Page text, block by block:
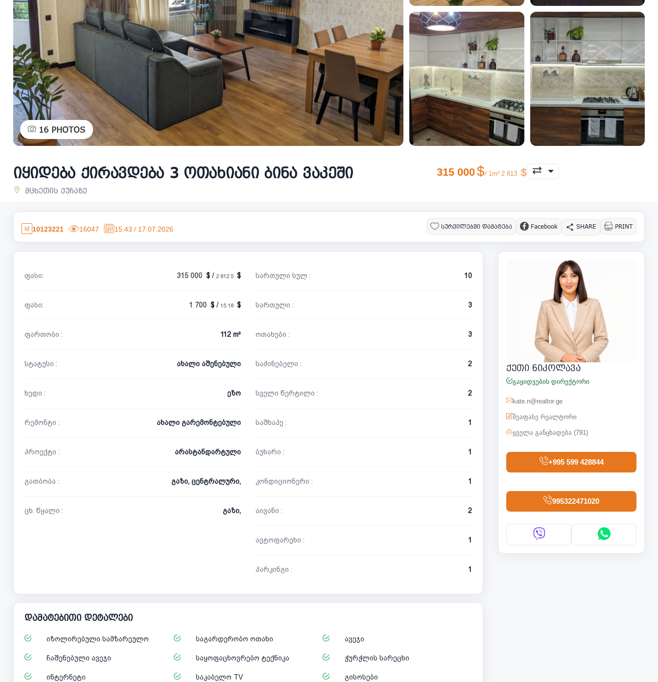
16 PHOTOS
იყიდება ქირავდება 3 ოთახიანი ბინა ვაკეში
მცხეთის ქუჩაზე
315 000 / 1m² 2 813
10123221 16047 15:43 / 17.07.2026 სურვილებში დამატება Facebook SHARE PRINT
ფასი: 315 000 / 2 812.5
ფასი: 1 700 / 15.18
ფართობი : 112 m²
სტატუსი : ახალი აშენებული
ხედი : ეზო
რემონტი : ახალი გარემონტებული
პროექტი : არასტანდარტული
გათბობა : გაზი, ცენტრალური,
ცხ. წყალი : გაზი,
სართული სულ : 10
სართული : 3
ოთახები : 3
საძინებელი : 2
სველი წერტილი : 2
საშხაპე : 1
ბუხარი : 1
კონდიციონერი : 1
აივანი : 2
ავტოფარეხი : 1
პარკინგი : 1
დამატებითი დეტალები
იზოლირებული სამზარეულო საგარდერობო ოთახი ავეჯი
ჩაშენებული ავეჯი საყოფაცხოვრებო ტექნიკა ჭურჭლის სარეცხი
ინტერნეტი საკაბელო TV გისოსები
ქეთი ნიკოლავა
გაყიდვების დირექტორი
kate.n@realtor.ge
შეაფასე რეალტორი
ყველა განცხადება (791)
+995 599 428844
995322471020